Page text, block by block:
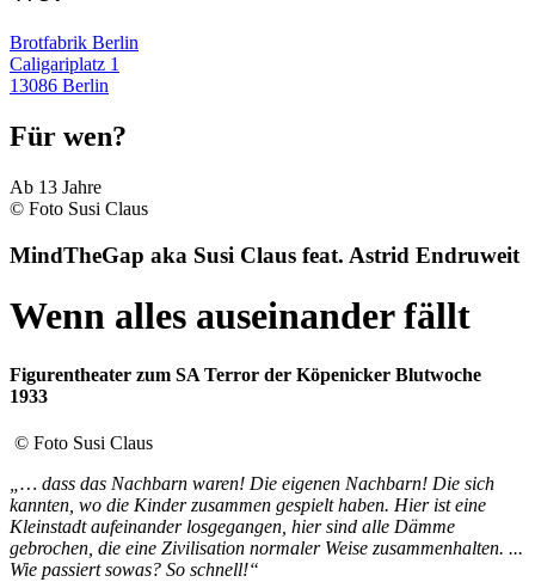
Brotfabrik Berlin
Caligariplatz 1
13086 Berlin
Für wen?
Ab 13 Jahre
© Foto Susi Claus
MindTheGap aka Susi Claus feat. Astrid Endruweit
Wenn alles auseinander fällt
Figurentheater zum SA Terror der Köpenicker Blutwoche
1933
© Foto Susi Claus
„… dass das Nachbarn waren! Die eigenen Nachbarn! Die sich
kannten, wo die Kinder zusammen gespielt haben. Hier ist eine
Kleinstadt aufeinander losgegangen, hier sind alle Dämme
gebrochen, die eine Zivilisation normaler Weise zusammenhalten. ...
Wie passiert sowas? So schnell!“